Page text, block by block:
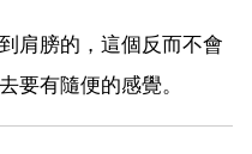
肩膀的，這個反而不會
要有隨便的感覺。